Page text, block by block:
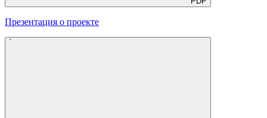
Презентация о проекте